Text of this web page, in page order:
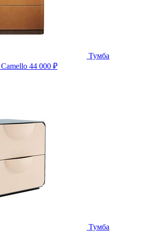
Тумба
44 000 ₽
Тумба